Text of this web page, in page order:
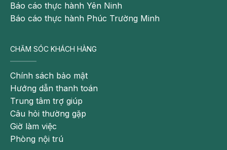
+ Miễn phí buffet sau khám tại nhà hàng ngay trong
bệnh viện
Đăng ký khám Bàng quang tăng hoạt và các bệnh
Chuyên khoa Thận tiết niệu – BVĐK Hồng Ngọc
Số 8 Châu Văn Liêm, Nam Từ Liêm, Hà Nội
Số 55 Yên Ninh, Ba Đình, Hà Nội
Hotline: 0947.616.006
Báo cáo thực hành Yên Ninh
Báo cáo thực hành Phúc Trường Minh
CHĂM SÓC KHÁCH HÀNG
Chính sách bảo mật
Hướng dẫn thanh toán
Trung tâm trợ giúp
Câu hỏi thường gặp
Giờ làm việc
Phòng nội trú